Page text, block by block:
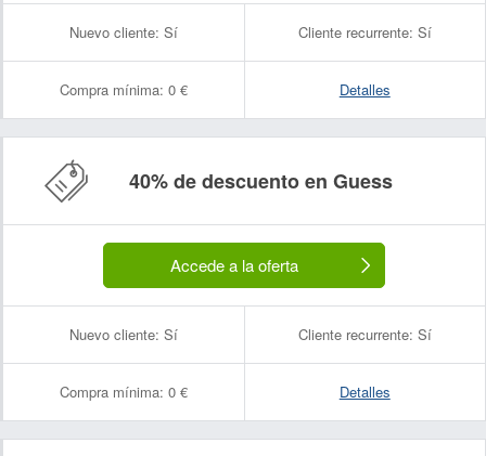
Nuevo cliente: Sí Cliente recurrente: Sí
Compra mínima: 0 € Detalles
40% de descuento en Guess
Accede a la oferta
Nuevo cliente: Sí Cliente recurrente: Sí
Compra mínima: 0 € Detalles
Nombre:
Correo electrónico: